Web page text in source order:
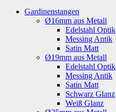
Gardinenstangen
Ø16mm aus Metall
Edelstahl Optik
Messing Antik
Satin Matt
Ø19mm aus Metall
Edelstahl Optik
Messing Antik
Satin Matt
Schwarz Glanz
Weiß Glanz